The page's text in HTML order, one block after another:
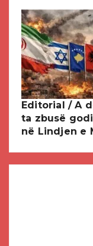
Editorial / A
ta zbusë
në Lindjen e